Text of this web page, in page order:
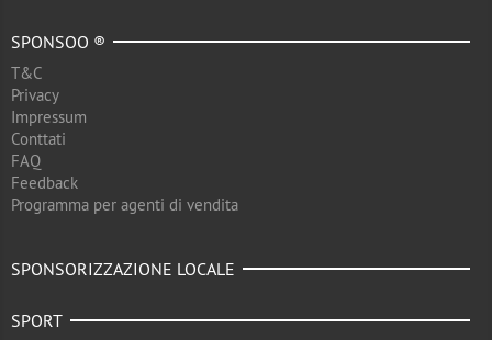
SPONSOO ®
T&C
Privacy
Impressum
Conttati
FAQ
Feedback
Programma per agenti di vendita
SPONSORIZZAZIONE LOCALE
SPORT